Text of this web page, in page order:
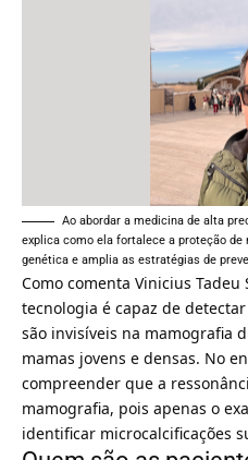
Ao abordar a medicina de alta
explica como ela fortalece a proteção
genética e amplia as estratégias de
Como comenta Vinicius Tadeu
tecnologia é capaz de
são invisíveis na mamografia
mamas jovens e densas. No
compreender que a
mamografia, pois apenas o
identificar microcalcificações